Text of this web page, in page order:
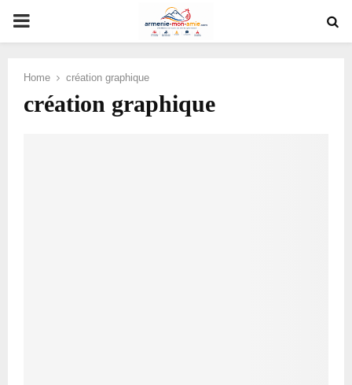
PRIMARY
Home création graphique
création graphique